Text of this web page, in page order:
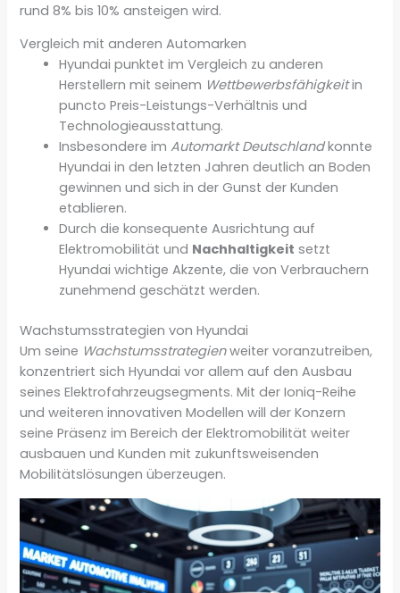
rund 8% bis 10% ansteigen wird.
Vergleich mit anderen Automarken
Hyundai punktet im Vergleich zu anderen
Herstellern mit seinem Wettbewerbsfähigkeitin
puncto Preis-Leistungs-Verhältnis und
Technologieausstattung.
Insbesondere imAutomarkt Deutschlandkonnte
Hyundai in den letzten Jahren deutlich an Boden
gewinnen und sich in der Gunst der Kunden
etablieren.
Durch die konsequente Ausrichtung auf
Elektromobilität und Nachhaltigkeit setzt
Hyundai wichtige Akzente, die von Verbrauchern
zunehmend geschätzt werden.
Wachstumsstrategien von Hyundai
Um seine Wachstumsstrategienweiter voranzutreiben,
konzentriert sich Hyundai vor allem auf den Ausbau
seines Elektrofahrzeugsegments. Mit der Ioniq-Reihe
und weiteren innovativen Modellen will der Konzern
seine Präsenz im Bereich der Elektromobilität weiter
ausbauen und Kunden mit zukunftsweisenden
Mobilitätslösungen überzeugen.